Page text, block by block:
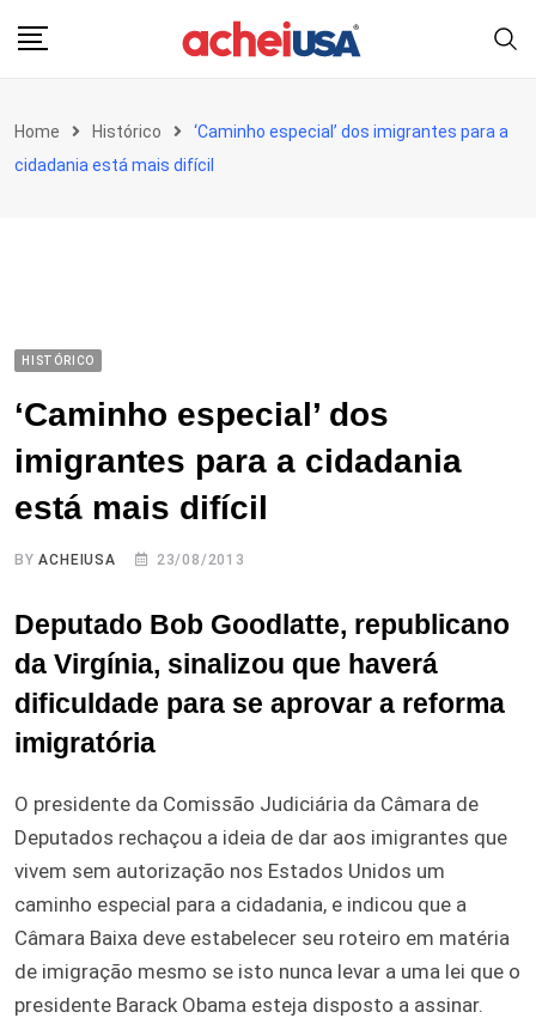
Home Histórico
‘Caminho especial’ dos imigrantes para a
cidadania está mais difícil
HISTÓRICO
‘Caminho especial’ dos
imigrantes para a cidadania
está mais difícil
BYACHEIUSA 23/08/2013
Deputado Bob Goodlatte, republicano
da Virgínia, sinalizou que haverá
dificuldade para se aprovar a reforma
imigratória
O presidente da Comissão Judiciária da Câmara de
Deputados rechaçou a ideia de dar aos imigrantes que
vivem sem autorização nos Estados Unidos um
caminho especial para a cidadania, e indicou que a
Câmara Baixa deve estabelecer seu roteiro em matéria
de imigração mesmo se isto nunca levar a uma lei que o
presidente Barack Obama esteja disposto a assinar.